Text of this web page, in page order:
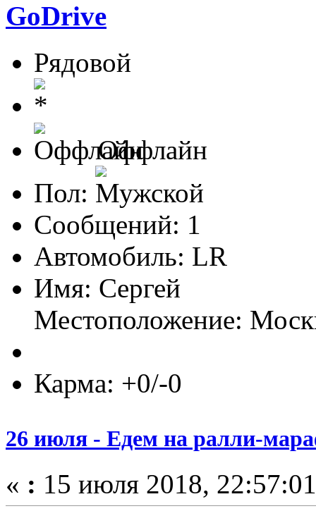
GoDrive
Рядовой
Оффлайн
Пол:
Сообщений: 1
Автомобиль: LR
Имя: Сергей
Местоположение:
Карма: +0/-0
26 июля - Едем на ралли-
« : 15 июля 2018,